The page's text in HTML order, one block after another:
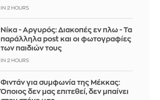
IN 2 HOURS
Νίκα - Αργυρός: Διακοπές εν πλω - Τα
παράλληλα post και οι φωτογραφίες
των παιδιών τους
IN 2 HOURS
Φιντάν για συμφωνία της Μέκκας:
Όποιος δεν μας επιτεθεί, δεν μπαίνει